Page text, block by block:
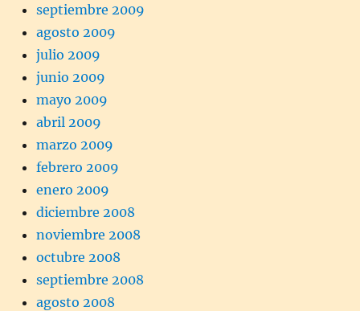
septiembre 2009
agosto 2009
julio 2009
junio 2009
mayo 2009
abril 2009
marzo 2009
febrero 2009
enero 2009
diciembre 2008
noviembre 2008
octubre 2008
septiembre 2008
agosto 2008